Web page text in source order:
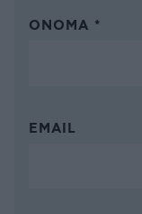
ΌΝΟΜΑ *
EMAIL